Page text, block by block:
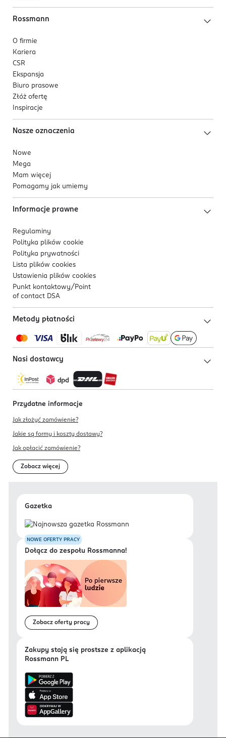
Rossmann
O firmie
Kariera
CSR
Ekspansja
Biuro prasowe
Złóż ofertę
Inspiracje
Nasze oznaczenia
Nowe
Mega
Mam więcej
Pomagamy jak umiemy
Informacje prawne
Regulaminy
Polityka plików cookie
Polityka prywatności
Lista plików cookies
Ustawienia plików cookies
Punkt kontaktowy/ Point
of contact DSA
Metody płatności
Nasi dostawcy
Przydatne informacje
Jak złożyć zamówienie?
Jakie są formy i koszty dostawy?
Jak opłacić zamówienie?
Zobacz więcej
Gazetka
NOWE OFERTY PRACY
Dołącz do zespołu Rossmanna!
Zobacz oferty pracy
Zakupy stają się prostsze z aplikacją
Rossmann PL